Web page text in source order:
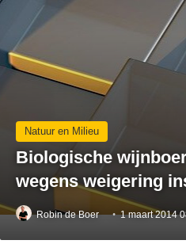
Natuur en Milieu
Biologische
wegens weigering
Robin de Boer 1 maart 2014